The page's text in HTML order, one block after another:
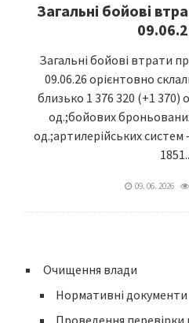
Загальні бойові
Загальні бойові втрати
09.06.26 орієнтовно
близько 1 376 320 (+1 370)
од.;бойових
од.;артилерійських
09. 06. 2026
Очищення влади
Нормативні документи
Проведення перевірки